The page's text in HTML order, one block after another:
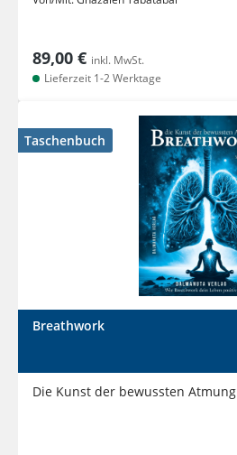
89,00 € inkl. MwSt.
Lieferzeit 1-2 Werktage
Taschenbuch
Breathwork
Die Kunst der bewussten Atmung